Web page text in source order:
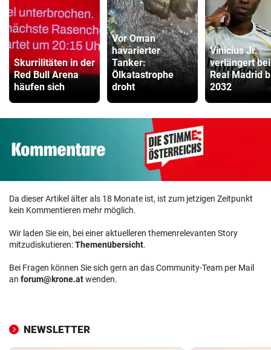
Skurrilitäten in der
Red Bull Arena
häufen sich
Vor Oman
havarierter
Tanker:
Ölkatastrophe
droht
Vinicius Jr.
verlängert bei
Real Madrid
2032
Da dieser Artikel älter als 18 Monate ist, ist zum jetzigen Zeitpunkt
kein Kommentieren mehr möglich.
Wir laden Sie ein, bei einer aktuelleren themenrelevanten Story
mitzudiskutieren:Themenübersicht.
Bei Fragen können Sie sich gern an das Community-Team per Mail
an forum@krone.atwenden.
NEWSLETTER